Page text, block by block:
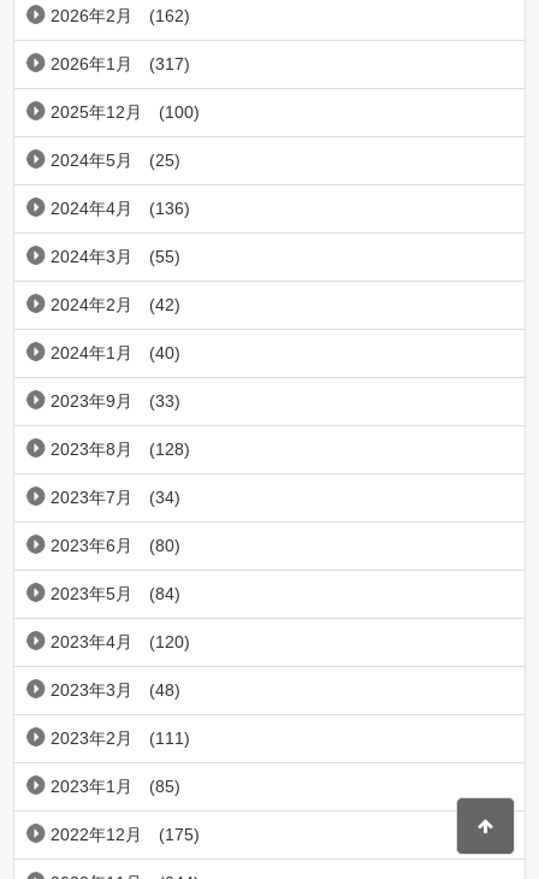
2026年2月 (162)
2026年1月 (317)
2025年12月 (100)
2024年5月 (25)
2024年4月 (136)
2024年3月 (55)
2024年2月 (42)
2024年1月 (40)
2023年9月 (33)
2023年8月 (128)
2023年7月 (34)
2023年6月 (80)
2023年5月 (84)
2023年4月 (120)
2023年3月 (48)
2023年2月 (111)
2023年1月 (85)
2022年12月 (175)